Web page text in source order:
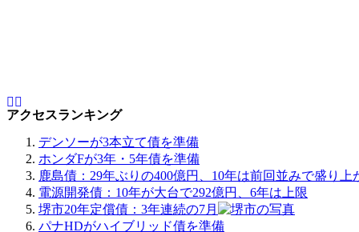
アクセスランキング
デンソーが3本立て債を準備
ホンダFが3年・5年債を準備
鹿島債：29年ぶりの400億円、10年は前回並みで盛り上
電源開発債：10年が大台で292億円、6年は上限
堺市20年定償債：3年連続の7月
パナHDがハイブリッド債を準備